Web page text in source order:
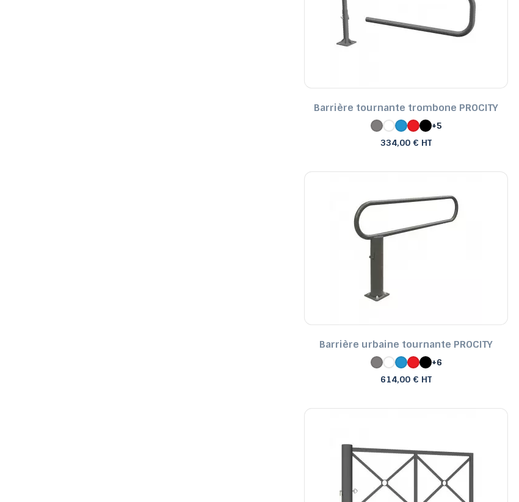
Barrière tournante trombone PROCITY
+5
334,00 € HT
Barrière urbaine tournante PROCITY
+6
614,00 € HT